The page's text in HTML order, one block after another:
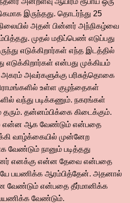
இருந்தது. தொடர்ந்து 25
அதன் பின்னர் அந்நிகழ்வை
முதல் மதிப்பெண் எடுப்பது
எடுக்கிறார்கள் எந்த இடத்தில்
எடுக்கிறார்கள் என்பது முக்கியம்
அவர்களுக்கு பரிசுத்தொகை
உள்ள குழந்தைகள்
வந்து படிக்கணும். நகரங்கள்
தரும். தன்னம்பிக்கை கிடைக்கும்.
என்ன ஆக வேண்டும் என்பதை
வாழ்க்கையில் முன்னேற
வேண்டும் நானும் படித்தது
எனக்கு என்ன தேவை என்பதை
பயணிக்க ஆரம்பித்தேன். அதனால்
வேண்டும் என்பதை தீர்மானிக்க
வேண்டும்.